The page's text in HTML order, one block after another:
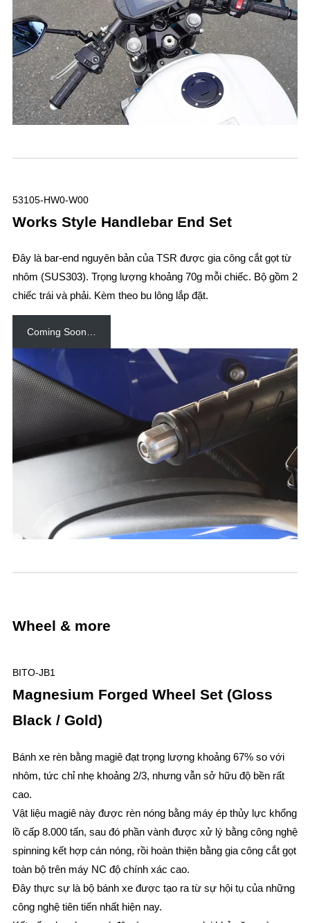
53105-HW0-W00
Works Style Handlebar End Set
Đây là bar-end nguyên bản của TSR được gia công cắt gọt từ
nhôm (SUS303). Trọng lượng khoảng 70g mỗi chiếc. Bộ gồm 2
chiếc trái và phải. Kèm theo bu lông lắp đặt.
Coming Soon…
Wheel & more
BITO-JB1
Magnesium Forged Wheel Set (Gloss
Black / Gold)
Bánh xe rèn bằng magiê đạt trọng lượng khoảng 67% so với
nhôm, tức chỉ nhẹ khoảng 2/3, nhưng vẫn sở hữu độ bền rất
cao.
Vật liệu magiê này được rèn nóng bằng máy ép thủy lực khổng
lồ cấp 8.000 tấn, sau đó phần vành được xử lý bằng công nghệ
spinning kết hợp cán nóng, rồi hoàn thiện bằng gia công cắt gọt
toàn bộ trên máy NC độ chính xác cao.
Đây thực sự là bộ bánh xe được tạo ra từ sự hội tụ của những
công nghệ tiên tiến nhất hiện nay.